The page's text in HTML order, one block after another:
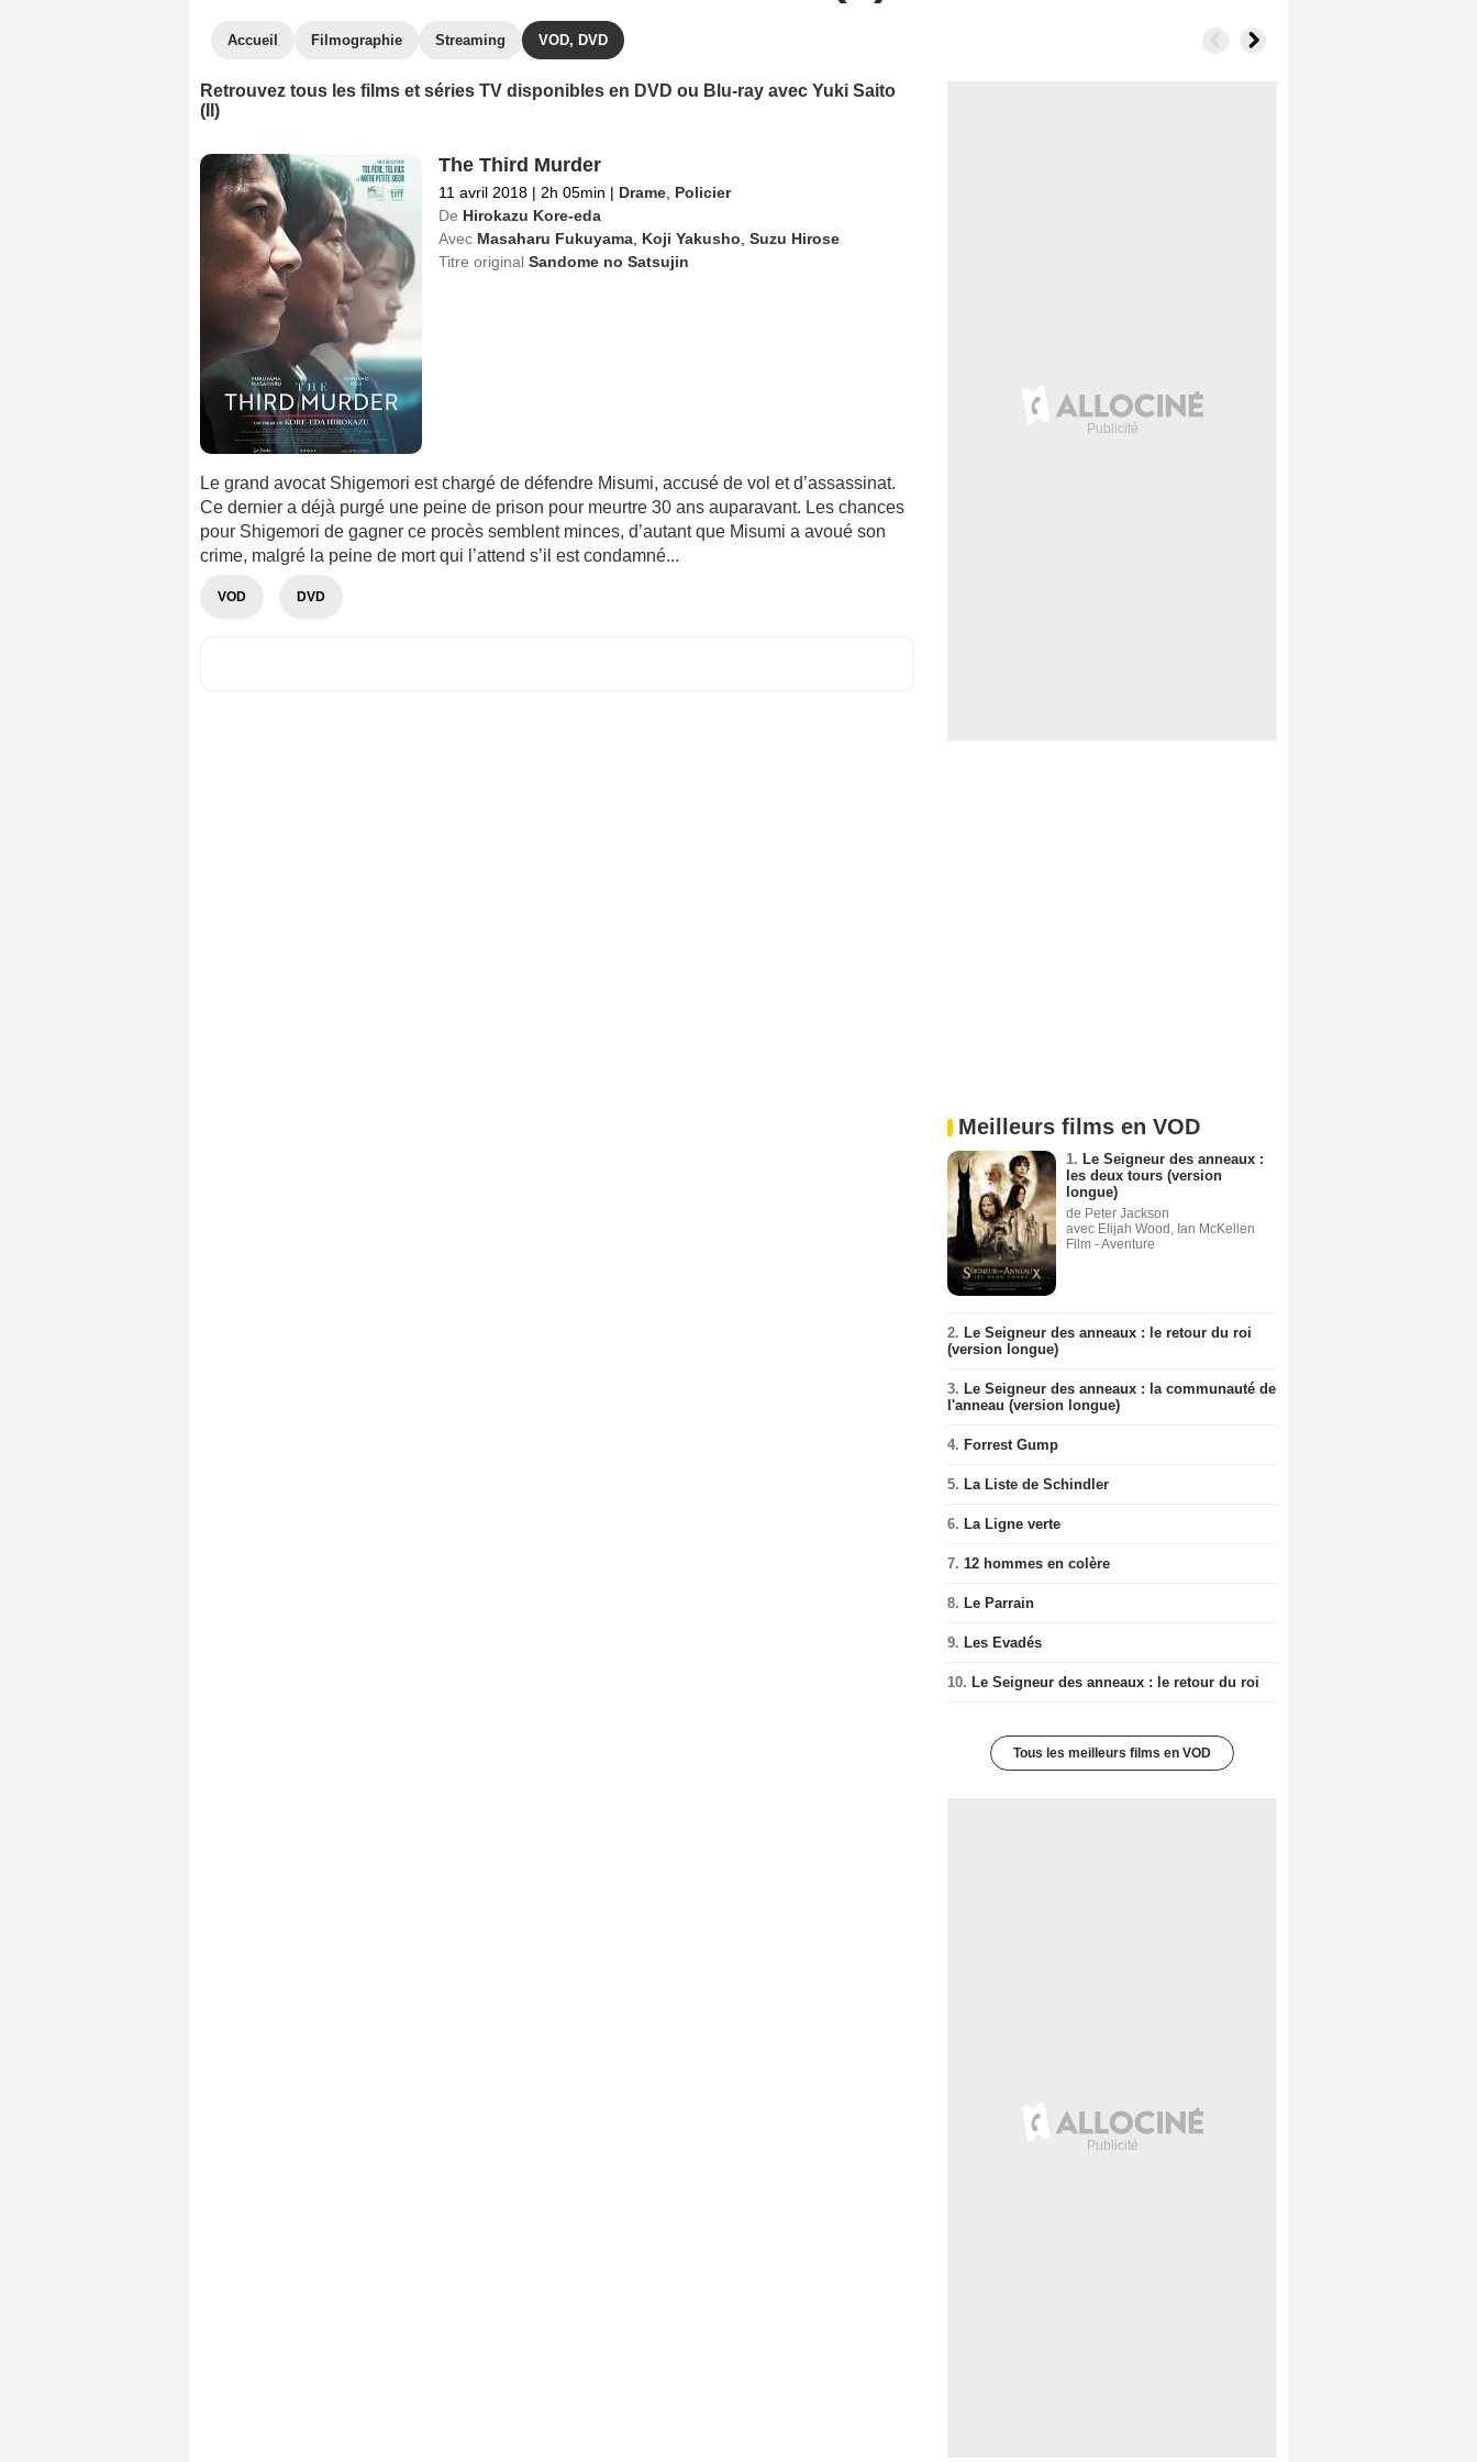
Accueil Filmographie Streaming VOD, DVD
Retrouvez tous les films et séries TV disponibles en DVD ou Blu-ray avec Yuki Saito
(II)
The Third Murder
11 avril 2018 | 2h 05min | Drame, Policier
De Hirokazu Kore-eda
Avec Masaharu Fukuyama, Koji Yakusho Suzu Hirose
Titre original Sandome no Satsujin
Le grand avocat Shigemori est chargé de défendre Misumi, accusé de vol et d’assassinat.
Ce dernier a déjà purgé une peine de prison pour meurtre 30 ans auparavant. Les chances
pour Shigemori de gagner ce procès semblent minces, d’autant que Misumi a avoué son
crime, malgré la peine de mort qui l’attend s’il est condamné...
VOD DVD
Meilleurs films en VOD
1. Le Seigneur des anneaux :
les deux tours (version
longue)
de Peter Jackson
avec Elijah Wood, Ian McKellen
Film - Aventure
2. Le Seigneur des anneaux : le retour du roi
(version longue)
3. Le Seigneur des anneaux : la communauté de
l'anneau (version longue)
4. Forrest Gump
5. La Liste de Schindler
6. La Ligne verte
7. 12 hommes en colère
8. Le Parrain
9. Les Evadés
10. Le Seigneur des anneaux : le retour du roi
Tous les meilleurs films en VOD